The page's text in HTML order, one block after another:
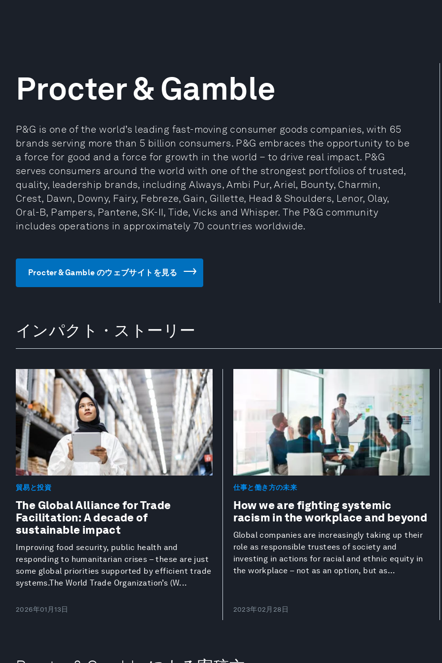
Procter & Gamble
P&G is one of the world’s leading fast-moving consumer goods companies, with 65
brands serving more than 5 billion consumers. P&G embraces the opportunity to be
a force for good and a force for growth in the world – to drive real impact. P&G
serves consumers around the world with one of the strongest portfolios of trusted,
quality, leadership brands, including Always, Ambi Pur, Ariel, Bounty, Charmin,
Crest, Dawn, Downy, Fairy, Febreze, Gain, Gillette, Head & Shoulders, Lenor, Olay,
Oral-B, Pampers, Pantene, SK-II, Tide, Vicks and Whisper. The P&G community
includes operations in approximately 70 countries worldwide.
Procter & Gamble のウェブサイトを見る
インパクト・ストーリー
貿易と投資
The Global Alliance for Trade
Facilitation: A decade of
sustainable impact
Improving food security, public health and
responding to humanitarian crises – these are just
some global priorities supported by efficient trade
systems.The World Trade Organization’s (W...
2026年01月13日
仕事と働き方の未来
How we are fighting systemic
racism in the workplace and beyond
Global companies are increasingly taking up their
role as responsible trustees of society and
investing in actions for racial and ethnic equity in
the workplace – not as an option, but as...
2023年02月28日